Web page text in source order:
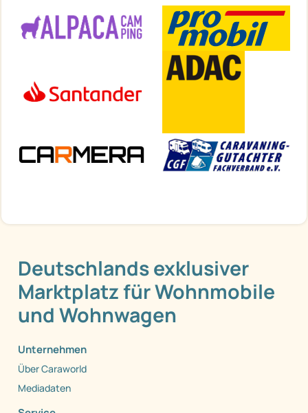
Deutschlands exklusiver
Marktplatz für Wohnmobile
und Wohnwagen
Unternehmen
Über Caraworld
Mediadaten